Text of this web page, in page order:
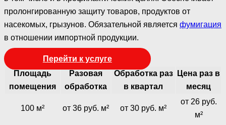
пролонгированную защиту товаров, продуктов от
насекомых, грызунов. Обязательной является фумигация
в отношении импортной продукции.
Перейти к услуге
Площадь
помещения
Разовая
обработка
Обработка раз
в квартал
Цена раз в
месяц
100 м² от 36 руб. м² от 30 руб. м²
от 26 руб.
м²